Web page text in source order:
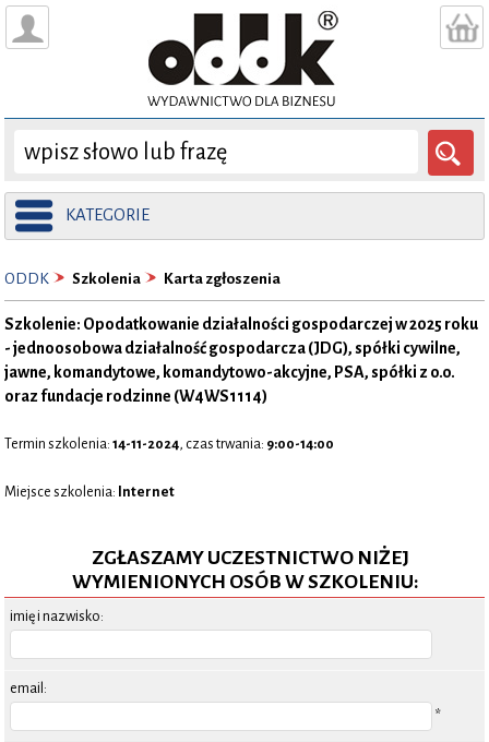
KATEGORIE
ODDK Szkolenia Karta zgłoszenia
Szkolenie: Opodatkowanie działalności gospodarczej w 2025 roku
- jednoosobowa działalność gospodarcza (JDG), spółki cywilne,
jawne, komandytowe, komandytowo-akcyjne, PSA, spółki z o.o.
oraz fundacje rodzinne (W4WS1114)
Termin szkolenia:14-11-2024, czas trwania: 9:00-14:00
Miejsce szkolenia: Internet
ZGŁASZAMY UCZESTNICTWO NIŻEJ
WYMIENIONYCH OSÓB W SZKOLENIU:
imię i nazwisko:
email:
*